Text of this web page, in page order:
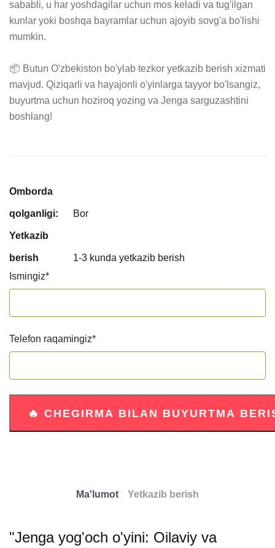
sababli, u har yoshdagilar uchun mos keladi va tug'ilgan
kunlar yoki boshqa bayramlar uchun ajoyib sovg'a bo'lishi
mumkin.
📦 Butun O'zbekiston bo'ylab tezkor yetkazib berish xizmati
mavjud. Qiziqarli va hayajonli o'yinlarga tayyor bo'lsangiz,
buyurtma uchun hoziroq yozing va Jenga sarguzashtini
boshlang!
Omborda
qolganligi: Bor
Yetkazib
berish
1-3 kunda yetkazib berish
Ismingiz*
Telefon raqamingiz*
Ma'lumot Yetkazib berish
"Jenga yog'och o'yini: Oilaviy va